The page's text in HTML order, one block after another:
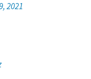
2021